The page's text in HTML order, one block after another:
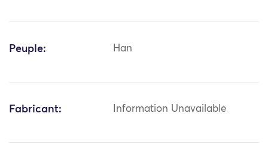
Peuple: Han
Fabricant: Information Unavailable